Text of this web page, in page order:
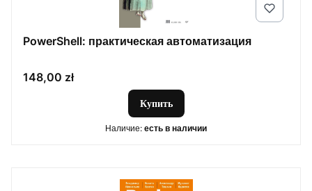
PowerShell: практическая автоматизация
Цена
148,00 zł
Купить
Наличие: есть в наличии